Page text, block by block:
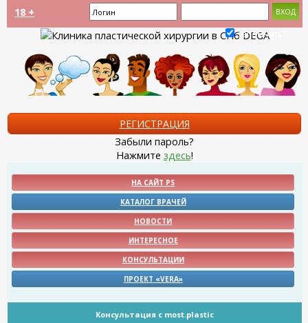
18 +
Запомнить?
РЕГИСТРАЦИЯ
Забыли пароль?
Нажмите здесь!
НА САЙТ PS
КАТАЛОГ ВРАЧЕЙ
НОВОСТИ
ИНТЕРЕСНОЕ
КОНСУЛЬТАЦИИ
ПРОЕКТ «VERA»
Консультация с most.plastic